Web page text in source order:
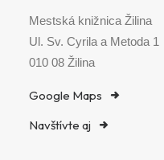
Mestská knižnica Žilina
Ul. Sv. Cyrila a Metoda 1
010 08 Žilina
Google Maps
Navštívte aj